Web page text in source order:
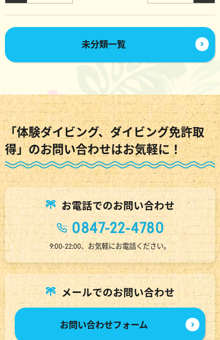
未分類一覧
「体験ダイビング、ダイビング免許取
得」のお問い合わせはお気軽に！
お電話でのお問い合わせ
0847-22-4780
9:00-22:00、お気軽にお電話ください。
メールでのお問い合わせ
お問い合わせフォーム